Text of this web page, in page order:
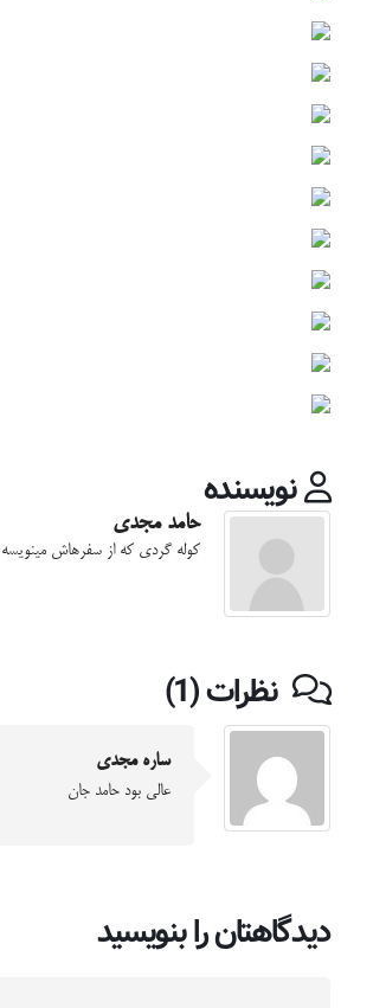
نویسنده
حامد مجدی
کوله گردی که از سفرهاش مینویسه
نظرات (1)
ساره مجدی
عالی بود حامد جان
دیدگاهتان را بنویسید